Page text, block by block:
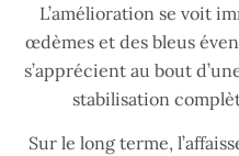
L’amélioration se voit
œdèmes et des bleus
s’apprécient au bout
stabilisation
Sur le long terme,